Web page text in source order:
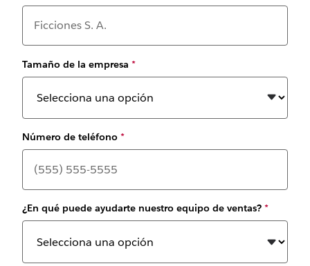
Tamaño de la empresa *
Número de teléfono *
¿En qué puede ayudarte nuestro equipo de ventas? *